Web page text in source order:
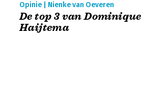
Opinie | Nienke van Oeveren
De top 3 van Dominique
Haijtema